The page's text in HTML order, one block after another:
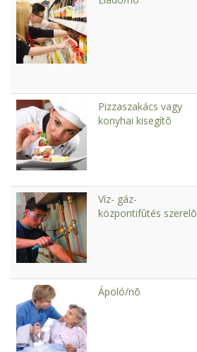
Pizzaszakács vagy
konyhai kisegítõ
Víz- gáz-
központifûtés szerelõ
Ápoló/nõ